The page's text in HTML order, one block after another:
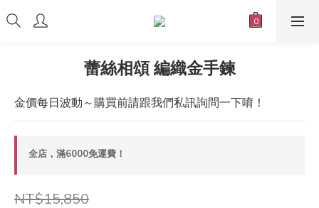
蕾絲相頌 編織金手鍊
金價每日波動～購買前請跟我們私訊詢問一下唷！
全店，滿6000免運費！
NT$15,850